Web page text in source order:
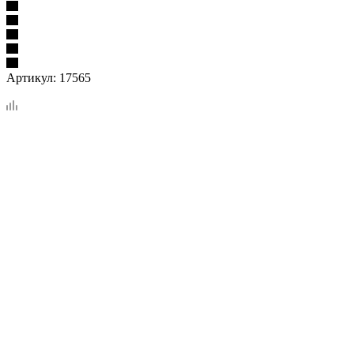
Артикул: 17565